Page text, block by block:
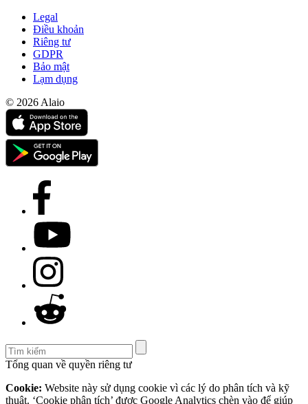
Legal
Điều khoản
Riêng tư
GDPR
Bảo mật
Lạm dụng
© 2026 Alaio
Tổng quan về quyền riêng tư
Cookie: Website này sử dụng cookie vì các lý do phân tích và kỹ
thuật. ‘Cookie phân tích’ được Google Analytics chèn vào để giúp